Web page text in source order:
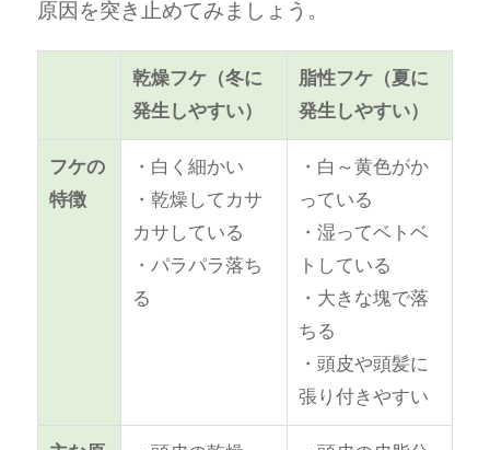
原因を突き止めてみましょう。
乾燥フケ（冬に
発生しやすい）
脂性フケ（夏に
発生しやすい）
フケの
特徴
・白く細かい
・乾燥してカサ
カサしている
・パラパラ落ち
る
・白～黄色がか
っている
・湿ってベトベ
トしている
・大きな塊で落
ちる
・頭皮や頭髪に
張り付きやすい